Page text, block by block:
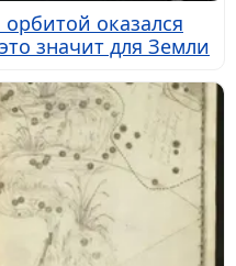
оказался
значит для Земли